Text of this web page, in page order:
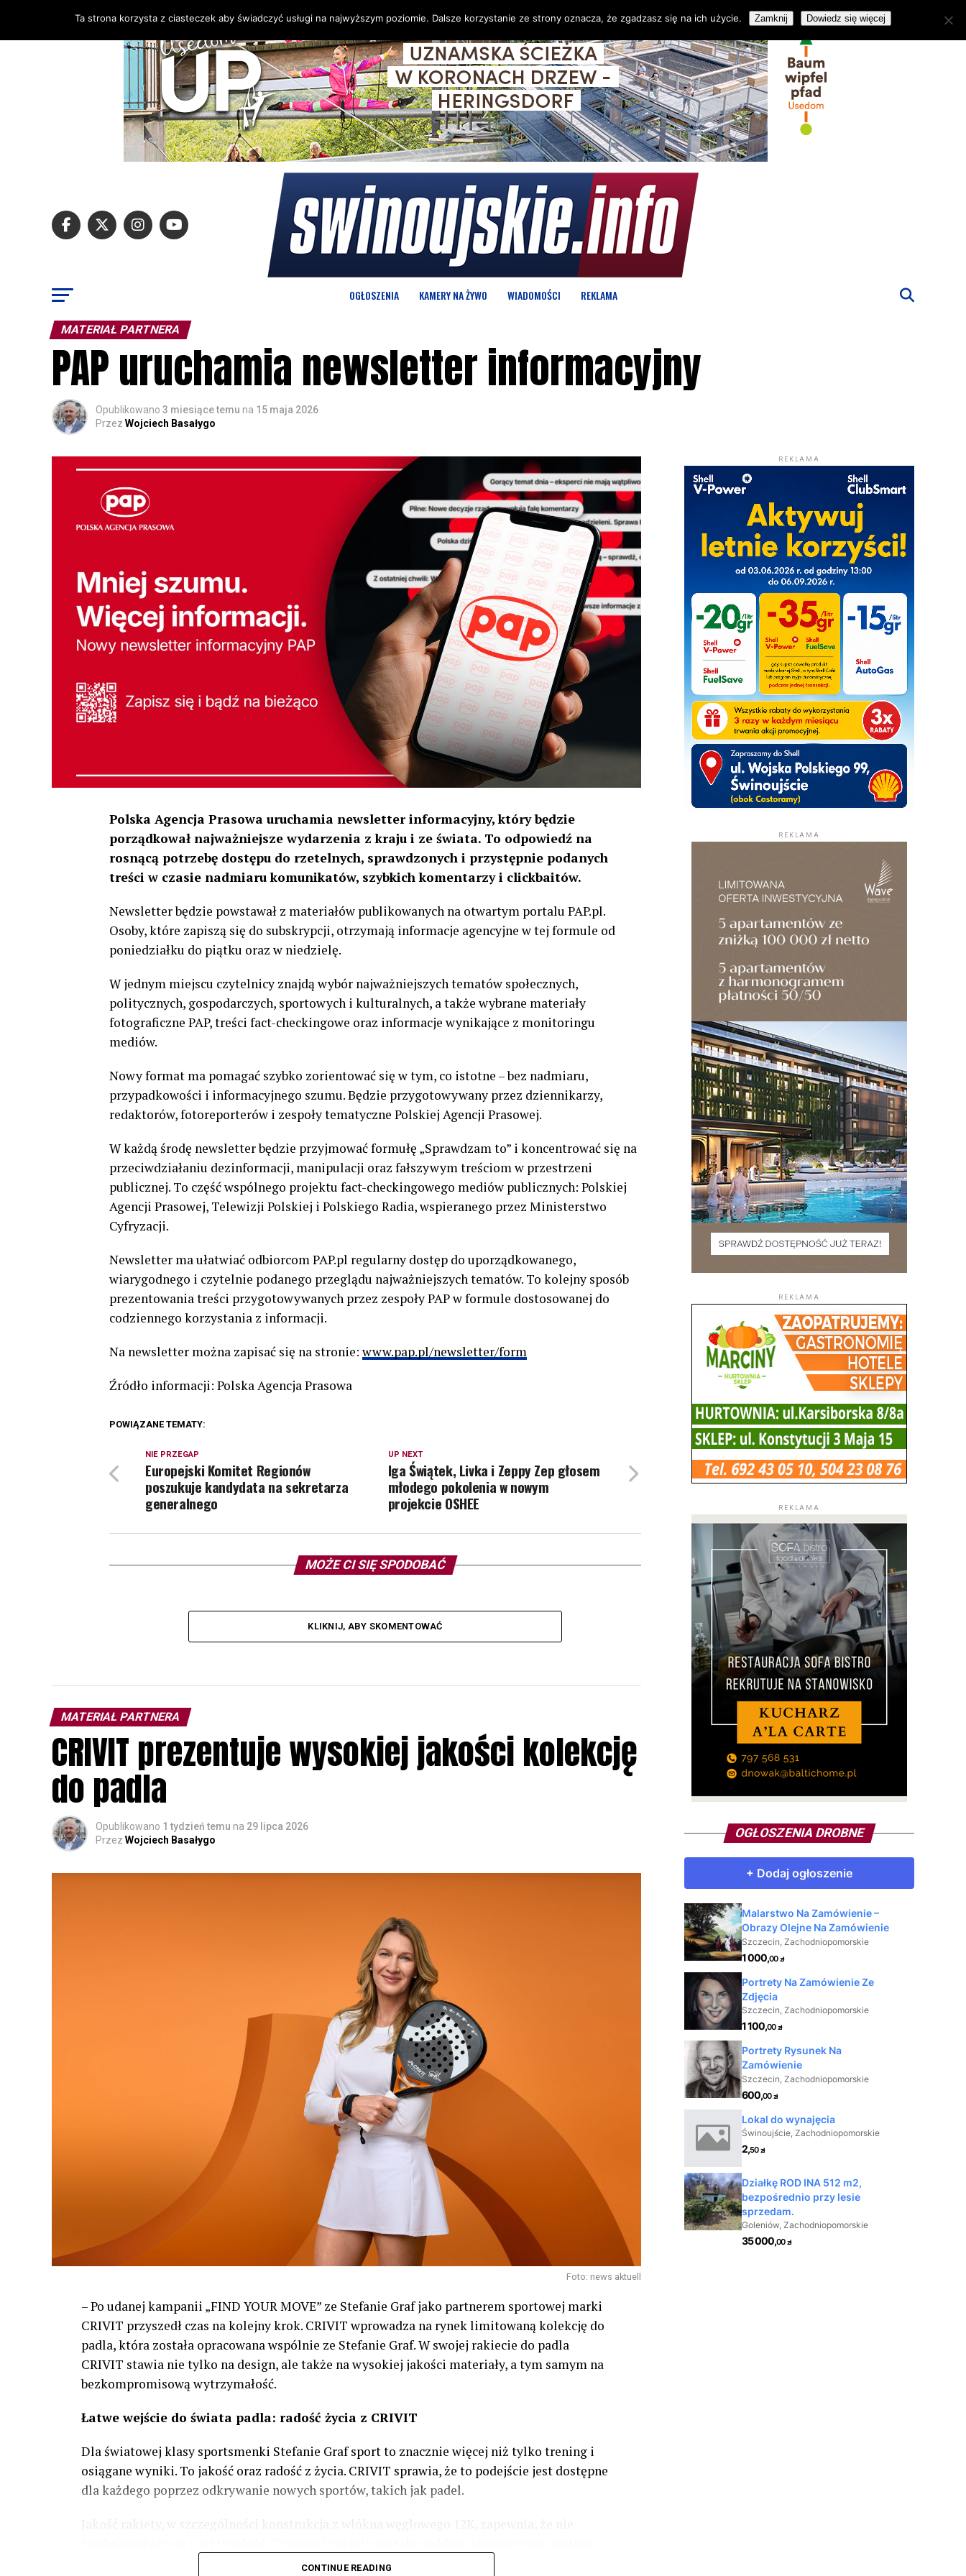
OGŁOSZENIA KAMERY NA ŻYWO WIADOMOŚCI REKLAMA
MATERIAŁ PARTNERA
PAP uruchamia newsletter informacyjny
Opublikowano 3 miesiące temu na 15 maja 2026
Przez Wojciech Basałygo
Polska Agencja Prasowa uruchamia newsletter informacyjny, który będzie
porządkował najważniejsze wydarzenia z kraju i ze świata. To odpowiedź na
rosnącą potrzebę dostępu do rzetelnych, sprawdzonych i przystępnie podanych
treści w czasie nadmiaru komunikatów, szybkich komentarzy i clickbaitów.
Newsletter będzie powstawał z materiałów publikowanych na otwartym portalu PAP.pl.
Osoby, które zapiszą się do subskrypcji, otrzymają informacje agencyjne w tej formule od
poniedziałku do piątku oraz w niedzielę.
W jednym miejscu czytelnicy znajdą wybór najważniejszych tematów społecznych,
politycznych, gospodarczych, sportowych i kulturalnych, a także wybrane materiały
fotograficzne PAP, treści fact-checkingowe oraz informacje wynikające z monitoringu
mediów.
Nowy format ma pomagać szybko zorientować się w tym, co istotne – bez nadmiaru,
przypadkowości i informacyjnego szumu. Będzie przygotowywany przez dziennikarzy,
redaktorów, fotoreporterów i zespoły tematyczne Polskiej Agencji Prasowej.
W każdą środę newsletter będzie przyjmować formułę „Sprawdzam to” i koncentrować się na
przeciwdziałaniu dezinformacji, manipulacji oraz fałszywym treściom w przestrzeni
publicznej. To część wspólnego projektu fact-checkingowego mediów publicznych: Polskiej
Agencji Prasowej, Telewizji Polskiej i Polskiego Radia, wspieranego przez Ministerstwo
Cyfryzacji.
Newsletter ma ułatwiać odbiorcom PAP.pl regularny dostęp do uporządkowanego,
wiarygodnego i czytelnie podanego przeglądu najważniejszych tematów. To kolejny sposób
prezentowania treści przygotowywanych przez zespoły PAP w formule dostosowanej do
codziennego korzystania z informacji.
Na newsletter można zapisać się na stronie: www.pap.pl/newsletter/form
Źródło informacji: Polska Agencja Prasowa
POWIĄZANE TEMATY:
UP NEXT
Iga Świątek, Livka i Zeppy Zep głosem
młodego pokolenia w nowym
projekcie OSHEE
NIE PRZEGAP
Europejski Komitet Regionów
poszukuje kandydata na sekretarza
generalnego
MOŻE CI SIĘ SPODOBAĆ
KLIKNIJ, ABY SKOMENTOWAĆ
MATERIAŁ PARTNERA
CRIVIT prezentuje wysokiej jakości kolekcję
do padla
Opublikowano 1 tydzień temu na 29 lipca 2026
Przez Wojciech Basałygo
Foto: news aktuell
– Po udanej kampanii „FIND YOUR MOVE” ze Stefanie Graf jako partnerem sportowej marki
CRIVIT przyszedł czas na kolejny krok. CRIVIT wprowadza na rynek limitowaną kolekcję do
padla, która została opracowana wspólnie ze Stefanie Graf. W swojej rakiecie do padla
CRIVIT stawia nie tylko na design, ale także na wysokiej jakości materiały, a tym samym na
bezkompromisową wytrzymałość.
Łatwe wejście do świata padla: radość życia z CRIVIT
Dla światowej klasy sportsmenki Stefanie Graf sport to znacznie więcej niż tylko trening i
osiągane wyniki. To jakość oraz radość z życia. CRIVIT sprawia, że to podejście jest dostępne
dla każdego poprzez odkrywanie nowych sportów, takich jak padel.
wspólnie ze Stefanie Graf, dzięki czemu wytrzyma nawet najcięższe mecze.
CONTINUE READING
REKLAMA
REKLAMA
REKLAMA
REKLAMA
OGŁOSZENIA DROBNE
Ta strona korzysta z ciasteczek aby świadczyć usługi na najwyższym poziomie. Dalsze korzystanie ze strony oznacza, że zgadzasz się na ich użycie. Zamknij Dowiedz się więcej